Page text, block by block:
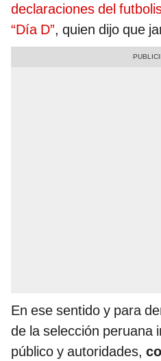
declaraciones del
“Día D”, quien dijo que
En ese sentido y para
de la selección peruana
público y autoridades,